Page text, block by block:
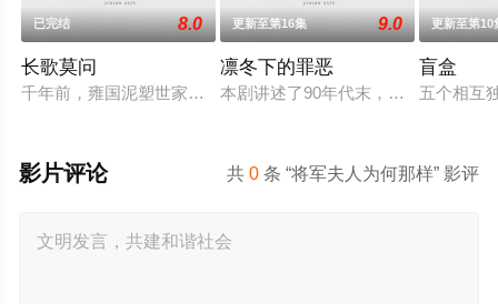
已完结 8.0
长歌莫问
千年前，雍国泥塑世家楚门因进贡的“十二生肖”离奇流血炸裂，
更新至第16集 9.0
凛冬下的罪恶
本剧讲述了90年代末，怒河市刑侦支
更新至第10
盲盒
五个相互
共0 条 “将军夫人为何那样” 影评
影片评论